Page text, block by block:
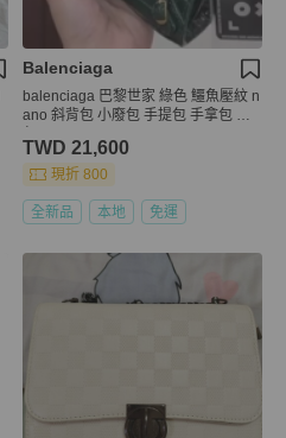
Balenciaga
balenciaga 巴黎世家 綠色 鱷魚壓紋 n
ano 斜背包 小廢包 手提包 手拿包 廢
TWD 21,600
現折 800
全新品 本地 免運